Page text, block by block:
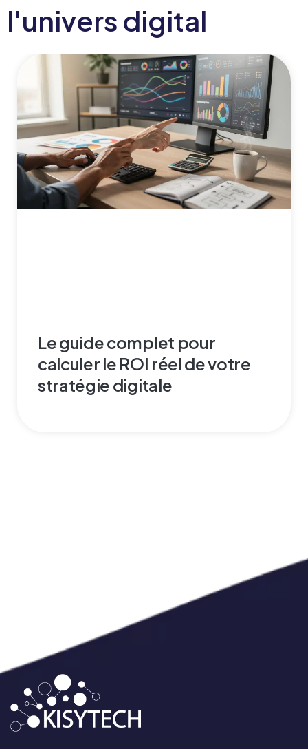
l'univers digital
Le guide complet pour
calculer le ROI réel de votre
stratégie digitale